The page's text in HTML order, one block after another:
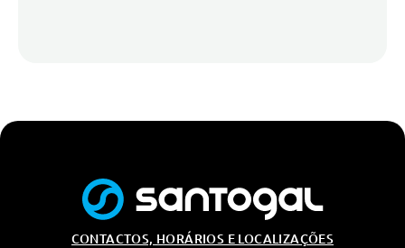
CONTACTOS, HORÁRIOS E LOCALIZAÇÕES